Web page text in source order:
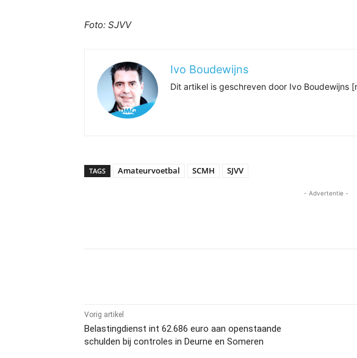
Foto: SJVV
Ivo Boudewijns
Dit artikel is geschreven door Ivo Boudewijns
TAGS Amateurvoetbal SCMH SJVV
- Advertentie -
Vorig artikel
Belastingdienst int 62.686 euro aan openstaande
schulden bij controles in Deurne en Someren